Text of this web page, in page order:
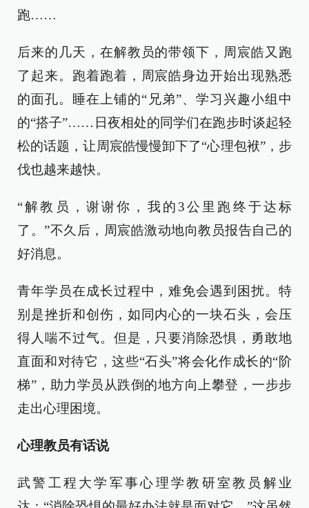
跑……
后来的几天，在解教员的带领下，周宸皓又跑
了起来。跑着跑着，周宸皓身边开始出现熟悉
的面孔。睡在上铺的“兄弟”、学习兴趣小组中
的“搭子”……日夜相处的同学们在跑步时谈起轻
松的话题，让周宸皓慢慢卸下了“心理包袱”，步
伐也越来越快。
“解教员，谢谢你，我的3公里跑终于达标
了。”不久后，周宸皓激动地向教员报告自己的
好消息。
青年学员在成长过程中，难免会遇到困扰。特
别是挫折和创伤，如同内心的一块石头，会压
得人喘不过气。但是，只要消除恐惧，勇敢地
直面和对待它，这些“石头”将会化作成长的“阶
梯”，助力学员从跌倒的地方向上攀登，一步步
走出心理困境。
心理教员有话说
武警工程大学军事心理学教研室教员解业